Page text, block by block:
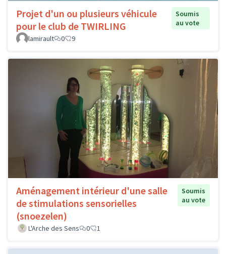
Projet d'un ou plusieurs véhicule
pour le club de TWIRLING
Soumis
au vote
lamirault
0 9
Aménagement intérieur d'une salle
de stimulations sensorielles
(snoezelen)
Soumis
au vote
L'Arche des Sens 0 1